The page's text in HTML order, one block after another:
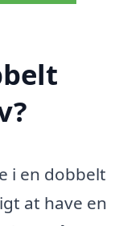
i en dobbelt
at have en